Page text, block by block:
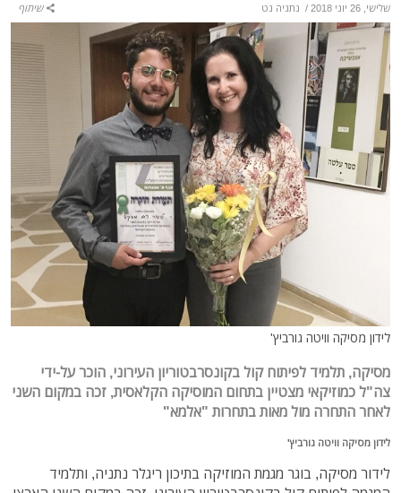
שלישי, 26 יוני 2018 / נתניה נט שיתוף
לידון מסיקה וויטה גורביץ'
מסיקה, תלמיד לפיתוח קול בקונסרבטוריון העירוני, הוכר על-ידי
צה"ל כמוזיקאי מצטיין בתחום המוסיקה הקלאסית, זכה במקום השני
לאחר התחרה מול מאות בתחרות "אלמא"
לידון מסיקה וויטה גורביץ'
לידור מסיקה, בוגר מגמת המוזיקה בתיכון ריגלר נתניה, ותלמיד